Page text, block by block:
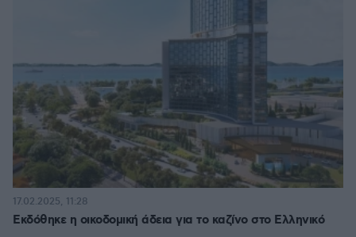
Εκδόθηκε η οικοδομική άδεια για το καζίνο στο Ελληνικό
17.02.2025, 11:28